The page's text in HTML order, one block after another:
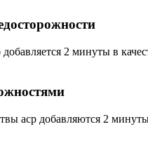
2 минуты в
аср добавляются 2